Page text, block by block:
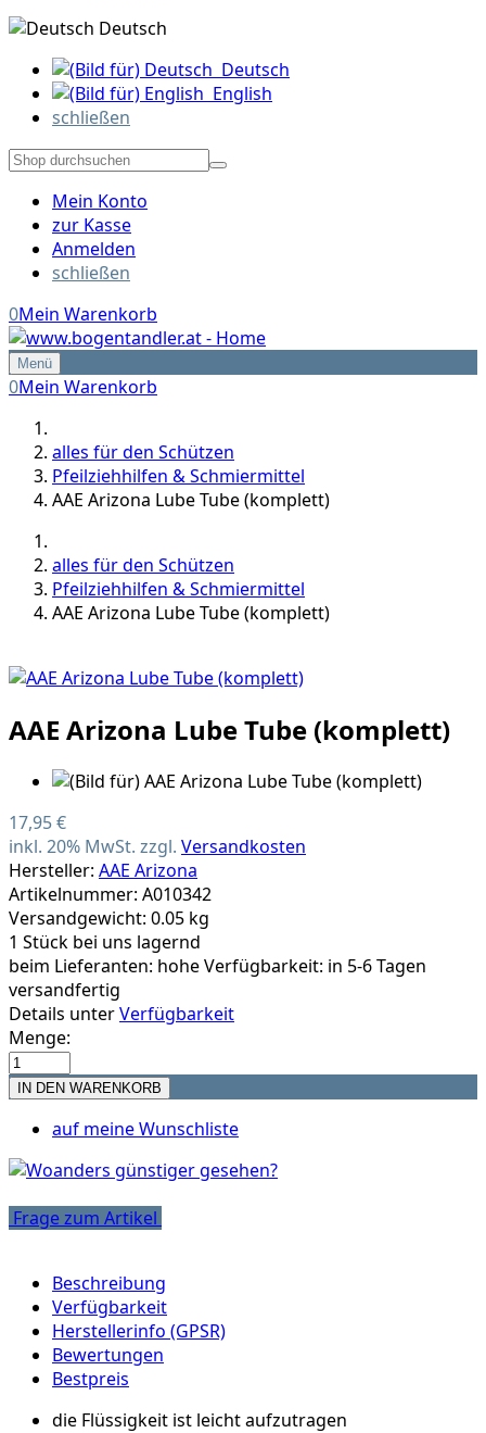
Deutsch
Deutsch
English
schließen
Mein Konto
zur Kasse
Anmelden
schließen
0Mein Warenkorb
Menü
0Mein Warenkorb
alles für den Schützen
Pfeilziehhilfen & Schmiermittel
AAE Arizona Lube Tube (komplett)
alles für den Schützen
Pfeilziehhilfen & Schmiermittel
AAE Arizona Lube Tube (komplett)
AAE Arizona Lube Tube (komplett)
17,95 €
inkl. 20% MwSt. zzgl. Versandkosten
Hersteller: AAE Arizona
Artikelnummer: A010342
Versandgewicht: 0.05 kg
1 Stück bei uns lagernd
beim Lieferanten: hohe Verfügbarkeit: in 5-6 Tagen
versandfertig
Details unterVerfügbarkeit
Menge:
auf meine Wunschliste
Frage zum Artikel
Beschreibung
Verfügbarkeit
Herstellerinfo (GPSR)
Bewertungen
Bestpreis
die Flüssigkeit ist leicht aufzutragen